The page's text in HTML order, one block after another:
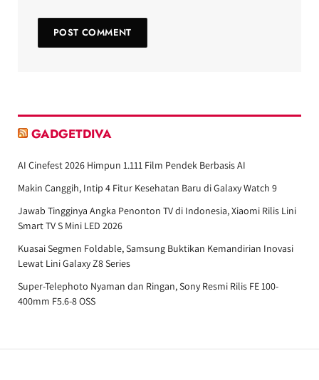
GADGETDIVA
AI Cinefest 2026 Himpun 1.111 Film Pendek Berbasis AI
Makin Canggih, Intip 4 Fitur Kesehatan Baru di Galaxy Watch 9
Jawab Tingginya Angka Penonton TV di Indonesia, Xiaomi Rilis Lini
Smart TV S Mini LED 2026
Kuasai Segmen Foldable, Samsung Buktikan Kemandirian Inovasi
Lewat Lini Galaxy Z8 Series
Super-Telephoto Nyaman dan Ringan, Sony Resmi Rilis FE 100-
400mm F5.6-8 OSS